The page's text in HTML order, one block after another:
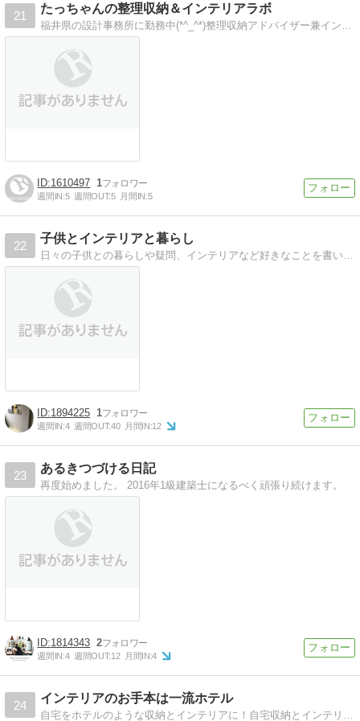
21
たっちゃんの整理収納＆インテリアラボ
1610497 1
週間IN:5 週間OUT:5 月間IN:5
22
子供とインテリアと暮らし
1894225 1
週間IN:4 週間OUT:40 月間IN:12
23
あるきつづける日記
再度始めました。 2016年1級建築士になるべく頑張り続けます。
1814343 2
週間IN:4 週間OUT:12 月間IN:4
24
インテリアのお手本は一流ホテル